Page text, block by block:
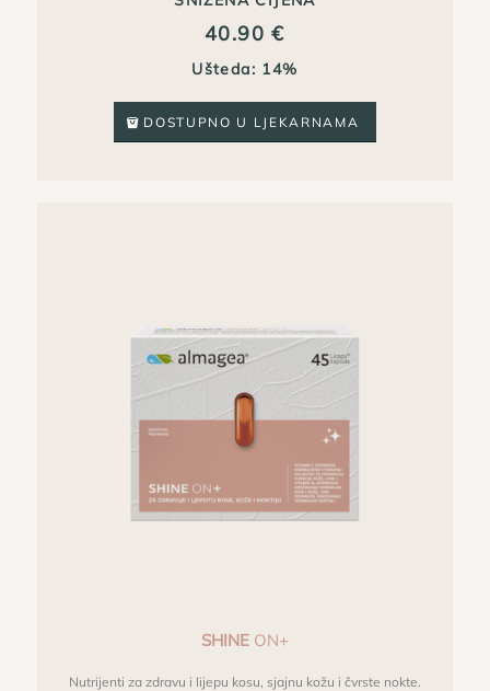
40.90€
Ušteda: 14%
DOSTUPNO U LJEKARNAMA
SHINEON+
Nutrijenti za zdravu i lijepu kosu, sjajnu kožu i čvrste nokte.